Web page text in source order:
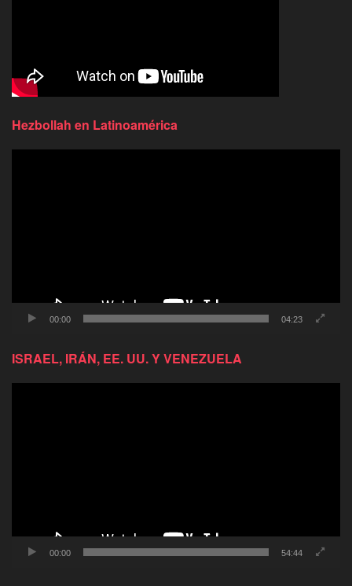
Hezbollah en Latinoamérica
00:00 04:23
ISRAEL, IRÁN, EE. UU. Y VENEZUELA
00:00 54:44